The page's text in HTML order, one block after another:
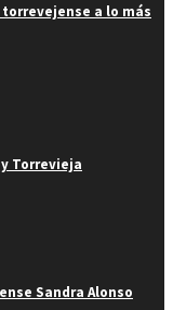
a lo más
Torrevieja
Sandra Alonso